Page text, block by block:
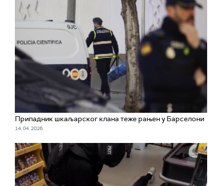
Припадник шкаљарског клана теже рањен у Барселони
14. 04. 2026.